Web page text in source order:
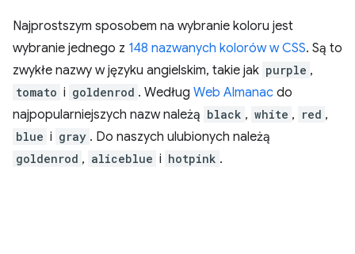
Najprostszym sposobem na wybranie koloru jest
wybranie jednego z 148 nazwanych kolorów w CSS. Są to
zwykłe nazwy w języku angielskim, takie jak purple ,
tomato i goldenrod . Według Web Almanac do
najpopularniejszych nazw należą black , white , red ,
blue i gray . Do naszych ulubionych należą
goldenrod , aliceblue i hotpink .